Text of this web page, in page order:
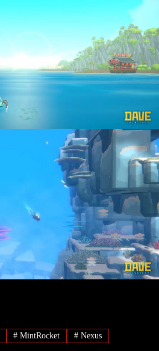
# MintRocket # Nexus